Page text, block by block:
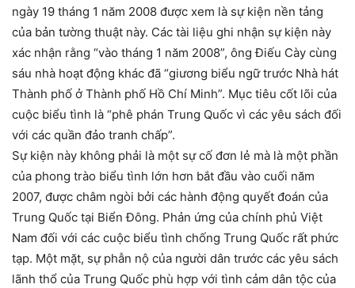
ngày 19 tháng 1 năm 2008 được xem là sự kiện nền tảng
của bản tường thuật này. Các tài liệu ghi nhận sự kiện này
xác nhận rằng “vào tháng 1 năm 2008”, ông Điếu Cày cùng
sáu nhà hoạt động khác đã “giương biểu ngữ trước Nhà hát
Thành phố ở Thành phố Hồ Chí Minh”. Mục tiêu cốt lõi của
cuộc biểu tình là “phê phán Trung Quốc vì các yêu sách đối
với các quần đảo tranh chấp”.
Sự kiện này không phải là một sự cố đơn lẻ mà là một phần
của phong trào biểu tình lớn hơn bắt đầu vào cuối năm
2007, được châm ngòi bởi các hành động quyết đoán của
Trung Quốc tại Biển Đông. Phản ứng của chính phủ Việt
Nam đối với các cuộc biểu tình chống Trung Quốc rất phức
tạp. Một mặt, sự phẫn nộ của người dân trước các yêu sách
lãnh thổ của Trung Quốc phù hợp với tình cảm dân tộc của